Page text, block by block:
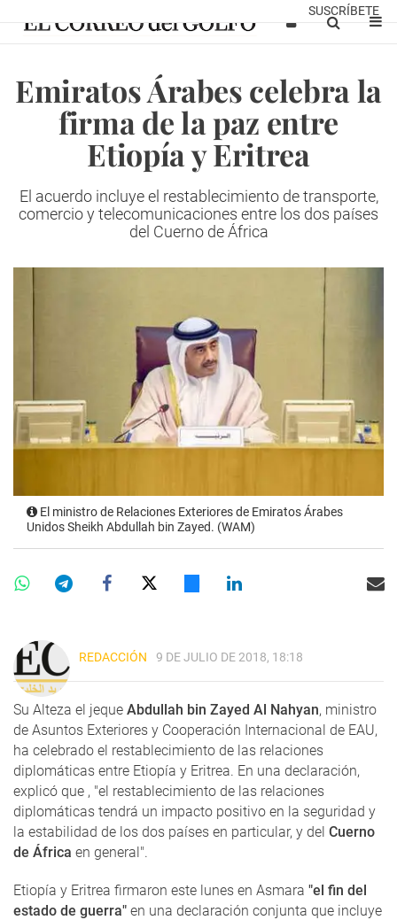
SUSCRÍBETE
Emiratos Árabes celebra la
firma de la paz entre
Etiopía y Eritrea
El acuerdo incluye el restablecimiento de transporte,
comercio y telecomunicaciones entre los dos países
del Cuerno de África
El ministro de Relaciones Exteriores de Emiratos Árabes
Unidos Sheikh Abdullah bin Zayed. (WAM)
REDACCIÓN 9 DE JULIO DE 2018, 18:18
Su Alteza el jeque Abdullah bin Zayed Al Nahyan, ministro
de Asuntos Exteriores y Cooperación Internacional de EAU,
ha celebrado el restablecimiento de las relaciones
diplomáticas entre Etiopía y Eritrea. En una declaración,
explicó que , "el restablecimiento de las relaciones
diplomáticas tendrá un impacto positivo en la seguridad y
la estabilidad de los dos países en particular, y del Cuerno
de África en general".
Etiopía y Eritrea firmaron este lunes en Asmara "el fin del
estado de guerra" en una declaración conjunta que incluye